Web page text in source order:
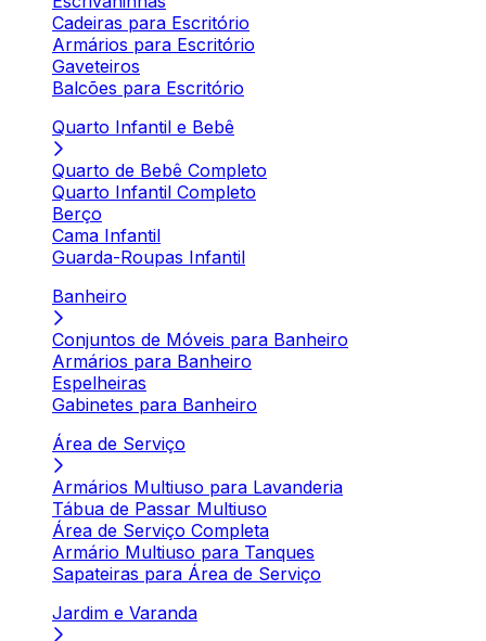
Cadeiras para Escritório
Armários para Escritório
Gaveteiros
Balcões para Escritório
Quarto Infantil e Bebê
Quarto de Bebê Completo
Quarto Infantil Completo
Berço
Cama Infantil
Guarda-Roupas Infantil
Banheiro
Conjuntos de Móveis para Banheiro
Armários para Banheiro
Espelheiras
Gabinetes para Banheiro
Área de Serviço
Armários Multiuso para Lavanderia
Tábua de Passar Multiuso
Área de Serviço Completa
Armário Multiuso para Tanques
Sapateiras para Área de Serviço
Jardim e Varanda